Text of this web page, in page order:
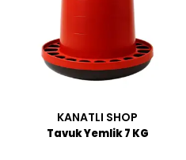
KANATLI SHOP
Tavuk Yemlik 7 KG